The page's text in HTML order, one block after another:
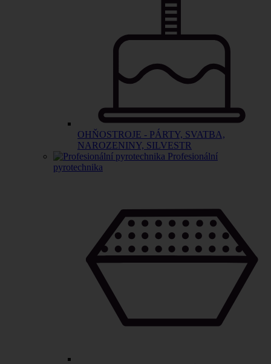
OHŇOSTROJE - PÁRTY, SVATBA,
NAROZENINY, SILVESTR
Profesionální
pyrotechnika